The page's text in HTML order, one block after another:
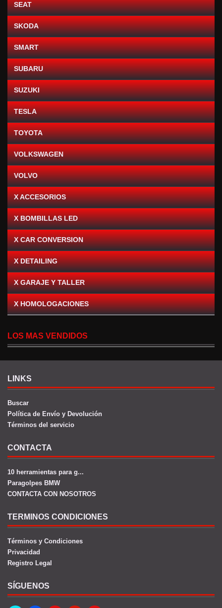
SEAT
SKODA
SMART
SUBARU
SUZUKI
TESLA
TOYOTA
VOLKSWAGEN
VOLVO
X ACCESORIOS
X BOMBILLAS LED
X CAR CONVERSION
X DETAILING
X GARAJE Y TALLER
X HOMOLOGACIONES
LOS MAS VENDIDOS
LINKS
Buscar
Política de Envío y Devolución
Términos del servicio
CONTACTA
10 herramientas para g...
Paragolpes BMW
CONTACTA CON NOSOTROS
TERMINOS CONDICIONES
Términos y Condiciones
Privacidad
Registro Legal
SÍGUENOS